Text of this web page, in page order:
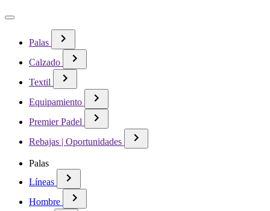
Palas
Calzado
Textil
Equipamiento
Premier Padel
Rebajas | Oportunidades
Palas
Líneas
Hombre